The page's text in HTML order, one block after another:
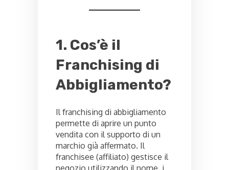
1. Cos’è il
Franchising di
Abbigliamento?
Il franchising di abbigliamento
permette di aprire un punto
vendita con il supporto di un
marchio già affermato. Il
franchisee (affiliato) gestisce il
negozio utilizzando il nome, i